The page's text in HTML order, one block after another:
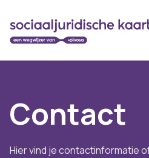
Contact
Hier vind je contactinformatie